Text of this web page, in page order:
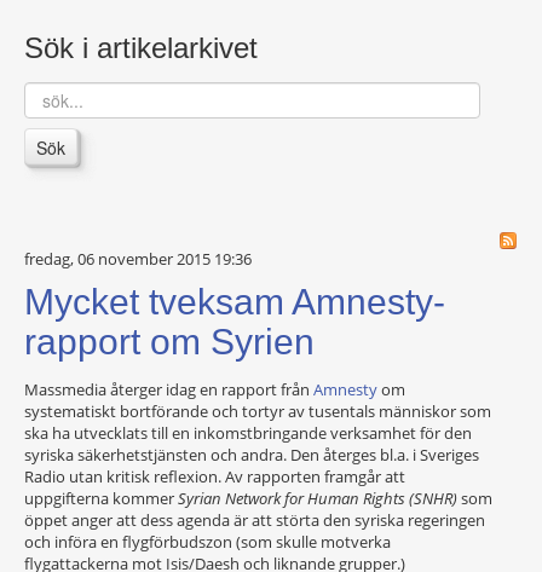
Sök i artikelarkivet
sök...
Sök
fredag, 06 november 2015 19:36
Mycket tveksam Amnesty-
rapport om Syrien
Massmedia återger idag en rapport från Amnestyom
systematiskt bortförande och tortyr av tusentals människor som
ska ha utvecklats till en inkomstbringande verksamhet för den
syriska säkerhetstjänsten och andra. Den återges bl.a. i Sveriges
Radio utan kritisk reflexion. Av rapporten framgår att
uppgifterna kommerSyrian Network for Human Rights (SNHR)som
öppet anger att dess agenda är att störta den syriska regeringen
och införa en flygförbudszon (som skulle motverka
flygattackerna mot Isis/Daesh och liknande grupper.)